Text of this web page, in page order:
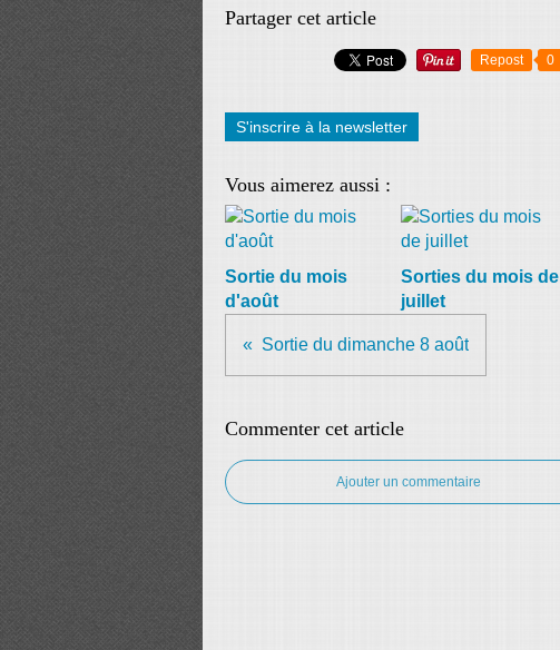
Partager cet article
Repost 0
S'inscrire à la newsletter
Vous aimerez aussi :
Sortie du mois
d'août
Sorties du mois de
juillet
Sortie du dimanche 8 août
Commenter cet article
Ajouter un commentaire